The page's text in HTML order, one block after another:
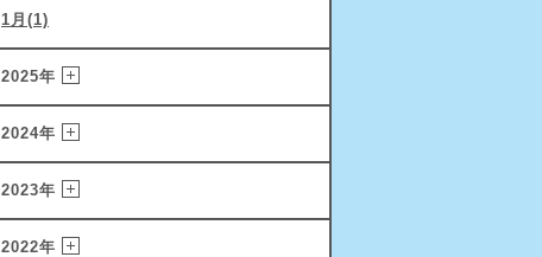
1月(1)
2025年
2024年
2023年
2022年